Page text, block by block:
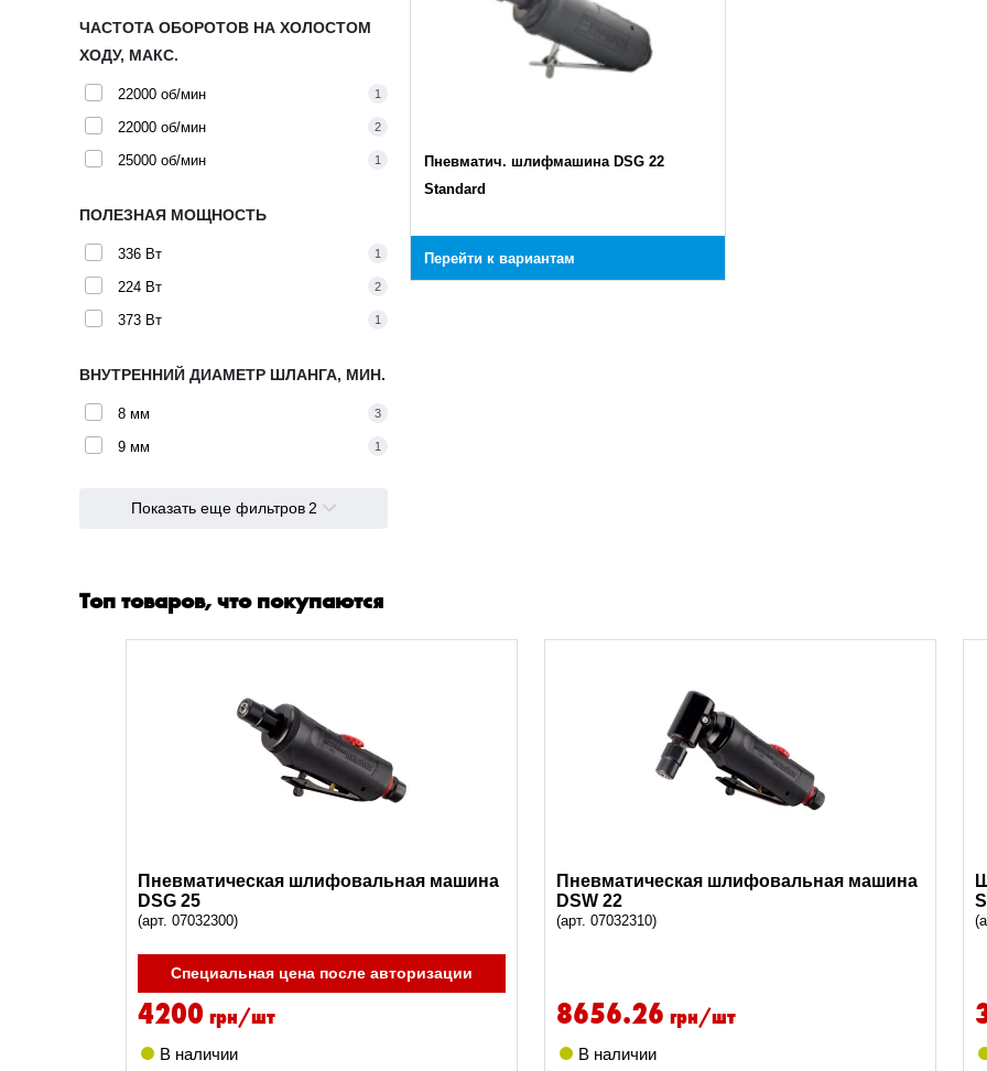
ЧАСТОТА ОБОРОТОВ НА ХОЛОСТОМ
ХОДУ, МАКС.
22000 об/мин 1
22000 об/мин 2
25000 об/мин 1
ПОЛЕЗНАЯ МОЩНОСТЬ
336 Вт 1
224 Вт 2
373 Вт 1
ВНУТРЕННИЙ ДИАМЕТР ШЛАНГА, МИН.
8 мм 3
9 мм 1
Показать еще фильтров 2
Пневматич. шлифмашина DSG 22
Standard
Перейти к вариантам
Топ товаров, что покупаются
Пневматическая шлифовальная машина
DSG 25
(арт. 07032300)
Специальная цена после авторизации
4200 грн/шт
В наличии
Пневматическая шлифовальная машина
DSW 22
(арт. 07032310)
8656.26 грн/шт
В наличии